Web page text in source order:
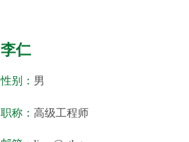
李仁
性别： 男
职称： 高级工程师